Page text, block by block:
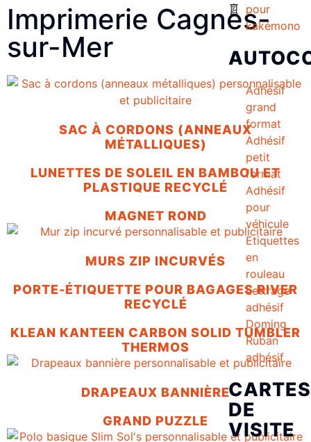
pour
kakémono
Adhésif
grand
format
Adhésif
petit
format
Adhésif
pour
véhicule
Etiquettes
en
rouleau
Lettrage
adhésif
Doming
Ruban
adhésif
CARTES
DE
VISITE
Imprimerie Cagnes-
sur-Mer
SAC À CORDONS (ANNEAUX
MÉTALLIQUES)
LUNETTES DE SOLEIL EN BAMBOU ET
PLASTIQUE RECYCLÉ
MAGNET ROND
MURS ZIP INCURVÉS
PORTE-ÉTIQUETTE POUR BAGAGES RIVER
RECYCLÉ
KLEAN KANTEEN CARBON SOLID TUMBLER
THERMOS
DRAPEAUX BANNIÈRE
GRAND PUZZLE